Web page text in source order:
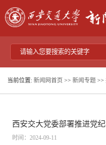
当前位置: 新闻网首页 >> 新闻专题 >>
西安交大党委部署推进党
时间：2024-09-11